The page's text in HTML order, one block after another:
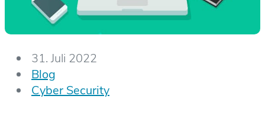
31. Juli 2022
Blog
Cyber Security